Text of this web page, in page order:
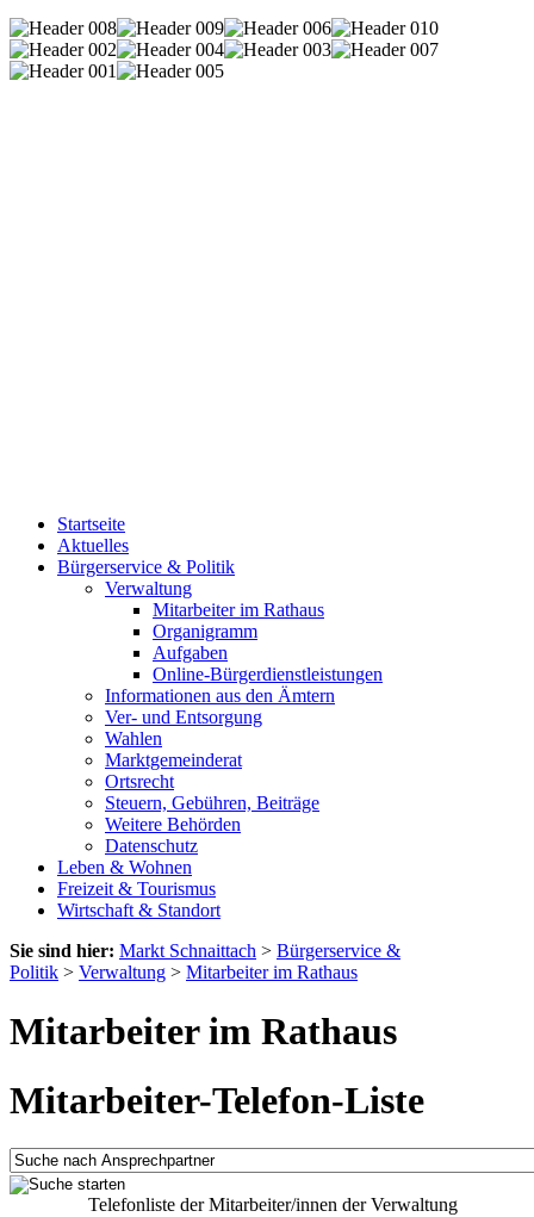
Startseite
Aktuelles
Bürgerservice & Politik
Verwaltung
Mitarbeiter im Rathaus
Organigramm
Aufgaben
Online-Bürgerdienstleistungen
Informationen aus den Ämtern
Ver- und Entsorgung
Wahlen
Marktgemeinderat
Ortsrecht
Steuern, Gebühren, Beiträge
Weitere Behörden
Datenschutz
Leben & Wohnen
Freizeit & Tourismus
Wirtschaft & Standort
Sie sind hier: Markt Schnaittach > Bürgerservice &
Politik > Verwaltung > Mitarbeiter im Rathaus
Mitarbeiter im Rathaus
Mitarbeiter-Telefon-Liste
Telefonliste der Mitarbeiter/innen der Verwaltung